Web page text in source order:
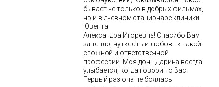
бывает не только в добрых фильмах,
но и в дневном стационаре клиники
Ювента!
Александра Игоревна! Спасибо Вам
за тепло, чуткость и любовь к такой
сложной и ответственной
профессии. Моя дочь Дарина всегда
улыбается, когда говорит о Вас.
Первый раз она не боялась